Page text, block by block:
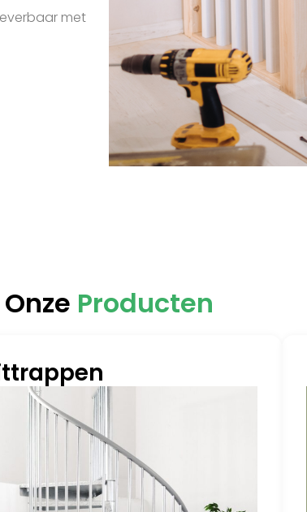
met
Onze Producten